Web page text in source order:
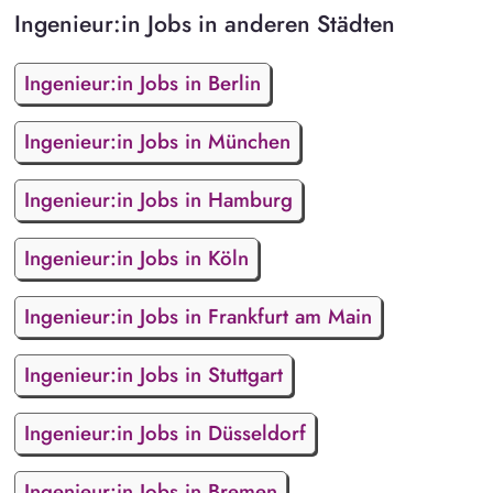
Ingenieur:in Jobs in anderen Städten
Ingenieur:in Jobs in Berlin
Ingenieur:in Jobs in München
Ingenieur:in Jobs in Hamburg
Ingenieur:in Jobs in Köln
Ingenieur:in Jobs in Frankfurt am Main
Ingenieur:in Jobs in Stuttgart
Ingenieur:in Jobs in Düsseldorf